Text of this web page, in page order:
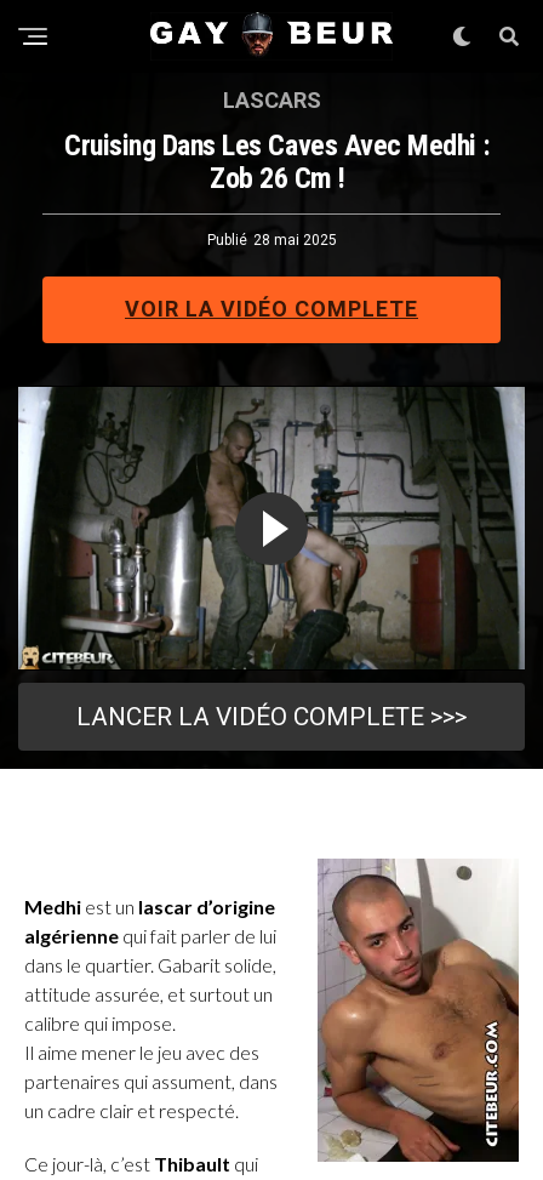
LANCER LA VIDÉO COMPLETE >>>
LASCARS
Cruising Dans Les Caves Avec Medhi :
Zob 26 Cm !
Publié 28 mai 2025
VOIR LA VIDÉO COMPLETE
Medhi est un lascar d’origine
algérienne qui fait parler de lui
dans le quartier. Gabarit solide,
attitude assurée, et surtout un
calibre qui impose.
Il aime mener le jeu avec des
partenaires qui assument, dans
un cadre clair et respecté.
Ce jour-là, c’est Thibault qui